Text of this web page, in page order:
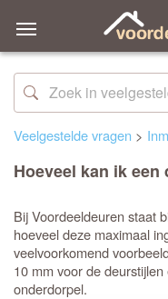
Veelgestelde vragen >
Hoeveel kan ik
Bij Voordeeldeuren staat
hoeveel deze maximaal
veelvoorkomend
10 mm voor de
onderdorpel.